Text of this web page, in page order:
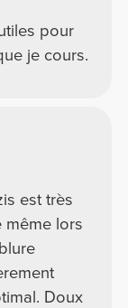
pour
je cours.
est très
même lors
Doux